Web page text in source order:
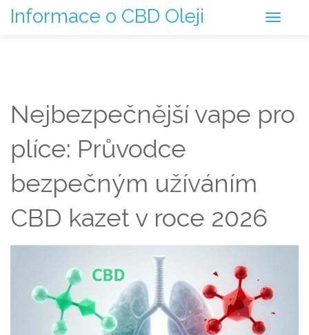
Informace o CBD Oleji
Nejbezpečnější vape pro
plíce: Průvodce
bezpečným užíváním
CBD kazet v roce 2026